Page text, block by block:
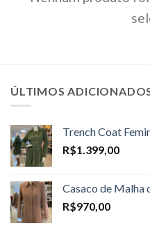
ÚLTIMOS
Trench Coat
R$1.399,00
Casaco de Malha
R$970,00